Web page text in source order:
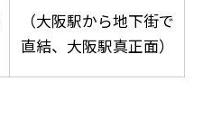
（大阪駅から地下街で
直結、大阪駅真正面）